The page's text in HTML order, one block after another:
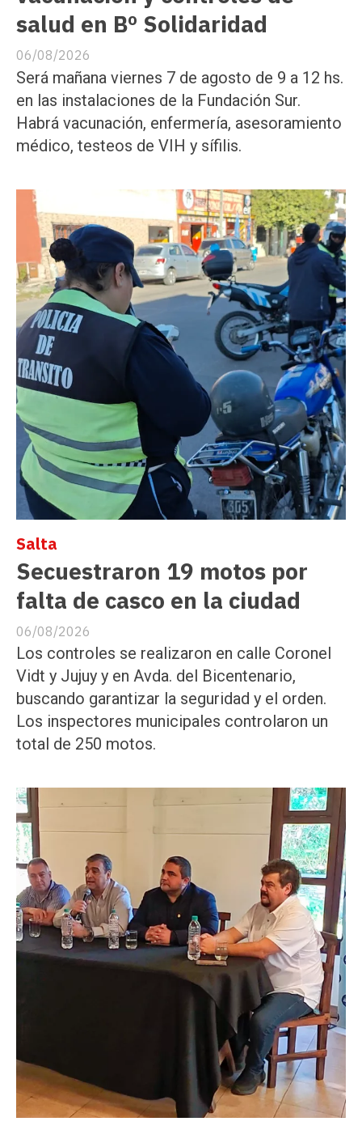
salud en Bº Solidaridad
06/08/2026
Será mañana viernes 7 de agosto de 9 a 12 hs.
en las instalaciones de la Fundación Sur.
Habrá vacunación, enfermería, asesoramiento
médico, testeos de VIH y sífilis.
Secuestraron 19 motos por
falta de casco en la ciudad
Salta
06/08/2026
Los controles se realizaron en calle Coronel
Vidt y Jujuy y en Avda. del Bicentenario,
buscando garantizar la seguridad y el orden.
Los inspectores municipales controlaron un
total de 250 motos.